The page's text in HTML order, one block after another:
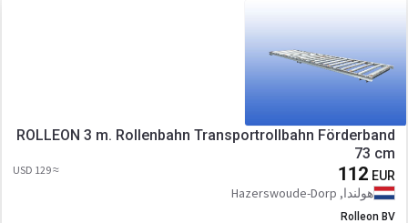
ROLLEON 3 m. Rollenbahn Transportrollbahn Förderband
73 cm
112 EUR
≈ 129 USD
هولندا, Hazerswoude-Dorp
Rolleon BV